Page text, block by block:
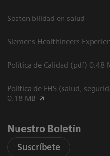
Sostenibilidad en salud
Siemens Healthineers
Política de Calidad (pdf) 0.48
Política de EHS (salud,
0.18 MB
Nuestro Boletín
Suscríbete